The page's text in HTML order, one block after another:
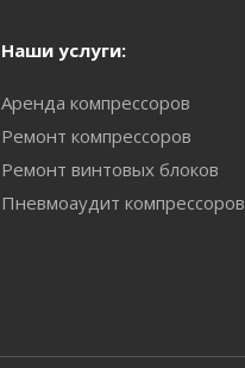
Наши услуги:
Аренда компрессоров
Ремонт компрессоров
Ремонт винтовых блоков
Пневмоаудит компрессоров